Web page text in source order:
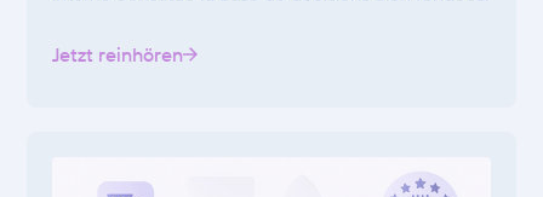
Jetzt reinhören